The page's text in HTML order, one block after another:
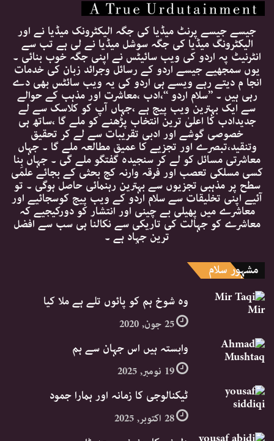
جیسے جیسے پرنٹ میڈیا کی جگہ الیکٹرونک میڈیا نے اور
الیکٹرونگ میڈیا کی جگہ سوشل میڈیا نے لی ہے تب سے
انٹرنیٹ پہ اردو کی ویب سائیٹس نے اپنی جگہ خوب بنائی ۔
یوں سمجھیے جیسے اردو کے رسائل وجرائد زبان کی خدمات
انجا م دیتے رہے ویسے ہی اردو کی یہ ویب سائٹس بھی دے
رہی ہیں ۔ ’’سلام اردو ‘‘،ادب ،معاشرت اور مذہب کے حوالے
سے ایک بہترین ویب پیج ہے ،جہاں آپ کو کلاسک سے لے
جدیدادب کا اعلیٰ ترین انتخاب پڑھنے کو ملے گا ،ساتھ ہی
خصوصی گوشے اور ادبی تقریبات سے لے کر تحقیق
وتنقید،تبصرے اور تجزیے کا عمیق مطالعہ ملے گا ۔ جہاں
معاشرتی مسائل کو لے کر سنجیدہ گفتگو ملے گی ۔ جہاں بِنا
کسی مسلکی تعصب اور فرقہ وارنہ کج بحثی کے بجائے علمی
سطح پر مذہبی تجزیوں سے بہترین رہنمائی حاصل ہوگی ۔ تو
آئیے اپنی تخلیقات سے سلام اردو کے ویب پیج کوسجائیے اور
معاشرے میں پھیلی بے چینی اور انتشار کو دورکیجیے کہ
معاشرے کو جہالت کی تاریکی سے نکالنا ہی سب سے افضل
ترین جہاد ہے ۔
مشہور سلام
وہ شوخ ہم کو پائوں تلے ہے ملا کیا
25 جون, 2020
وابستہ ہیں اس جہان سے ہم
19 نومبر, 2025
ٹیکنالوجی کا زمانہ اور ہمارا جمود
28 اکتوبر, 2025